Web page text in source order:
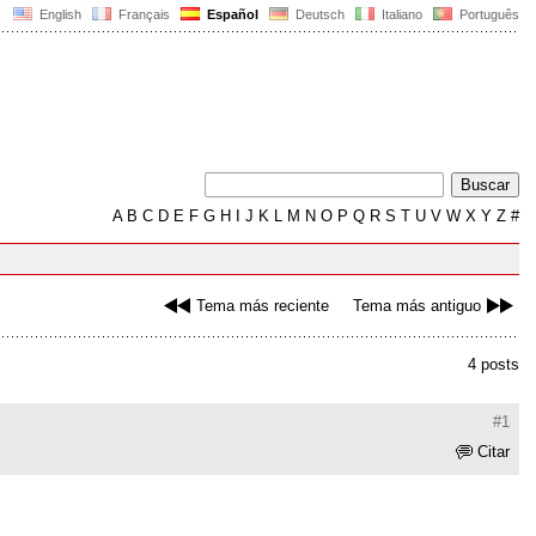
English Français Español Deutsch Italiano Português
AB C D E F G H J K L M N O P Q R S T U V W X Y Z #
Tema más reciente Tema más antiguo
4 posts
#1
Citar